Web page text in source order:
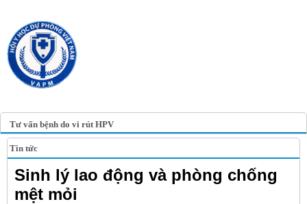
Tư vấn bệnh do vi rút HPV
Tin tức
Sinh lý lao động và phòng chống
mệt mỏi